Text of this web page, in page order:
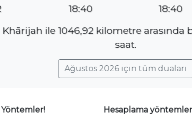
18:40
18:40
Khārijah ile 1046,92 kilometre arasında
saat.
Ağustos 2026 için tüm duaları
Hesaplama